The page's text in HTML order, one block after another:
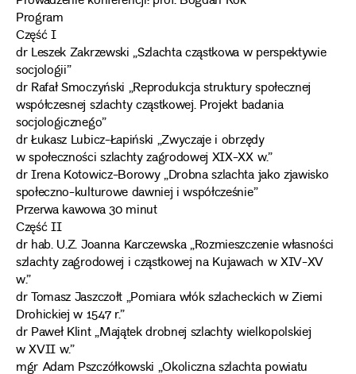
Program
Część I
dr Leszek Zakrzewski „Szlachta cząstkowa w perspektywie
socjologii”
dr Rafał Smoczyński „Reprodukcja struktury społecznej
współczesnej szlachty cząstkowej. Projekt badania
socjologicznego”
dr Łukasz Lubicz-Łapiński „Zwyczaje i obrzędy
w społeczności szlachty zagrodowej XIX-XX w.”
dr Irena Kotowicz-Borowy „Drobna szlachta jako zjawisko
społeczno-kulturowe dawniej i współcześnie”
Przerwa kawowa 30 minut
Część II
dr hab. U.Z. Joanna Karczewska „Rozmieszczenie własności
szlachty zagrodowej i cząstkowej na Kujawach w XIV-XV
w.”
dr Tomasz Jaszczołt „Pomiara włók szlacheckich w Ziemi
Drohickiej w 1547 r.”
dr Paweł Klint „Majątek drobnej szlachty wielkopolskiej
w XVII w.”
mgr Adam Pszczółkowski „Okoliczna szlachta powiatu